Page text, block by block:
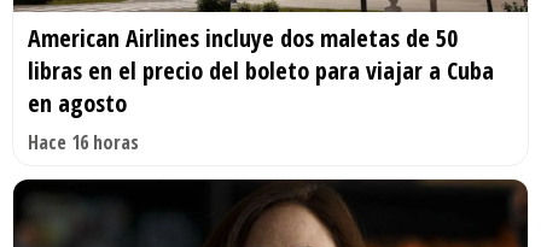
American Airlines incluye dos maletas de 50
libras en el precio del boleto para viajar a Cuba
en agosto
Hace 16 horas